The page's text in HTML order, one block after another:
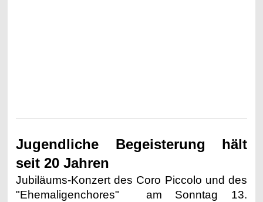
Jugendliche Begeisterung hält
seit 20 Jahren
Jubiläums-Konzert des Coro Piccolo und des
"Ehemaligenchores" am Sonntag 13.